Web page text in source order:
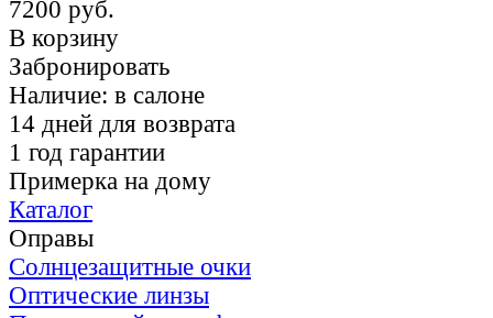
7200 руб.
В корзину
Забронировать
Наличие: в салоне
14 дней для возврата
1 год гарантии
Примерка на дому
Каталог
Оправы
Солнцезащитные очки
Оптические линзы